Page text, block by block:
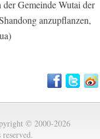
Gemeinde Wutai der
anzupflanzen,
© 2000-2026